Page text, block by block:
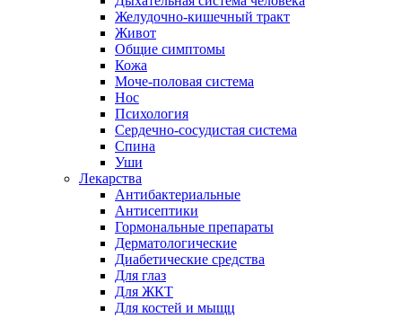
Желудочно-кишечный тракт
Живот
Общие симптомы
Кожа
Моче-половая система
Нос
Психология
Сердечно-сосудистая система
Спина
Уши
Лекарства
Антибактериальные
Антисептики
Гормональные препараты
Дерматологические
Диабетические средства
Для глаз
Для ЖКТ
Для костей и мыщц